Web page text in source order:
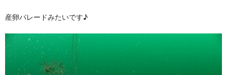
産卵パレードみたいです♪